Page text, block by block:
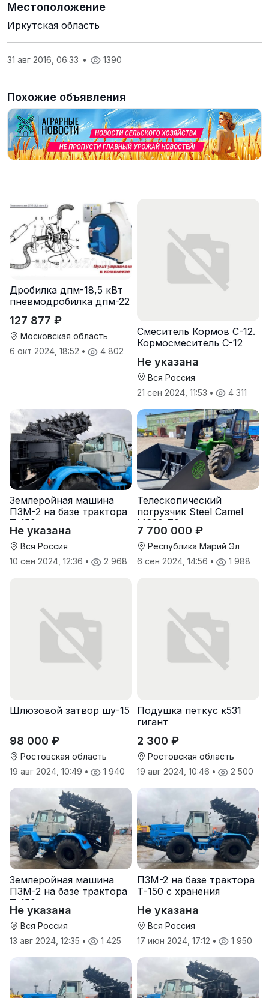
Местоположение
Иркутская область
31 авг 2016, 06:33 • 1390
Похожие объявления
Дробилка дпм-18,5 кВт
пневмодробилка дпм-22
127 877 ₽
Московская область
6 окт 2024, 18:52 • 4 802
Смеситель Кормов С-12.
Кормосмеситель С-12
Не указана
Вся Россия
21 сен 2024, 11:53 • 4 311
Землеройная машина
ПЗМ-2 на базе трактора
Т-150 с хранения
Не указана
Вся Россия
10 сен 2024, 12:36 • 2 968
Телескопический
погрузчик Steel Camel
M630-70
7 700 000 ₽
Республика Марий Эл
6 сен 2024, 14:56 • 1 988
Шлюзовой затвор шу-15
98 000 ₽
Ростовская область
19 авг 2024, 10:49 • 1 940
Подушка петкус к531
гигант
2 300 ₽
Ростовская область
19 авг 2024, 10:46 • 2 500
Землеройная машина
ПЗМ-2 на базе трактора
Т-150
Не указана
Вся Россия
13 авг 2024, 12:35 • 1 425
ПЗМ-2 на базе трактора
Т-150 с хранения
Не указана
Вся Россия
17 июн 2024, 17:12 • 1 950